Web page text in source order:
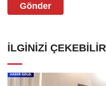
Gönder
İLGINIZI ÇEKEBILIR